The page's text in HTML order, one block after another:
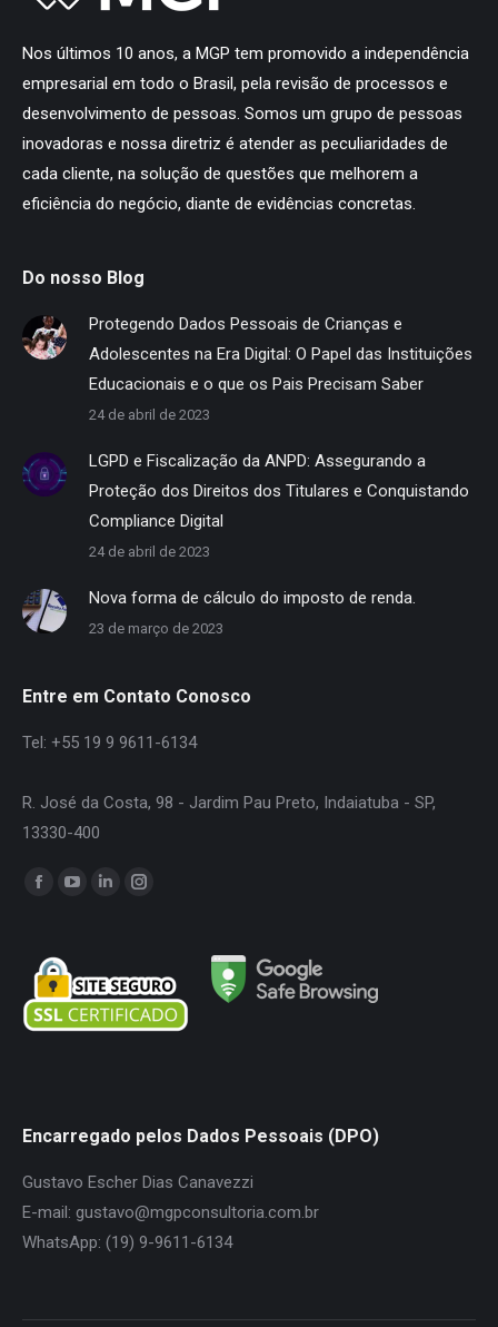
Nos últimos 10 anos, a MGP tem promovido a independência
empresarial em todo o Brasil, pela revisão de processos e
desenvolvimento de pessoas. Somos um grupo de pessoas
inovadoras e nossa diretriz é atender as peculiaridades de
cada cliente, na solução de questões que melhorem a
eficiência do negócio, diante de evidências concretas.
Do nosso Blog
Protegendo Dados Pessoais de Crianças e
Adolescentes na Era Digital: O Papel das Instituições
Educacionais e o que os Pais Precisam Saber
24 de abril de 2023
LGPD e Fiscalização da ANPD: Assegurando a
Proteção dos Direitos dos Titulares e Conquistando
Compliance Digital
24 de abril de 2023
Nova forma de cálculo do imposto de renda.
23 de março de 2023
Entre em Contato Conosco
Tel: +55 19 9 9611-6134
R. José da Costa, 98 - Jardim Pau Preto, Indaiatuba - SP,
13330-400
Encontre-nos em:
Facebook
opens
in
new
YouTube
in
new
Linkedin
in
new
Instagram
in
new
Encarregado pelos Dados Pessoais (DPO)
Gustavo Escher Dias Canavezzi
E-mail: gustavo@mgpconsultoria.com.br
WhatsApp: (19) 9-9611-6134